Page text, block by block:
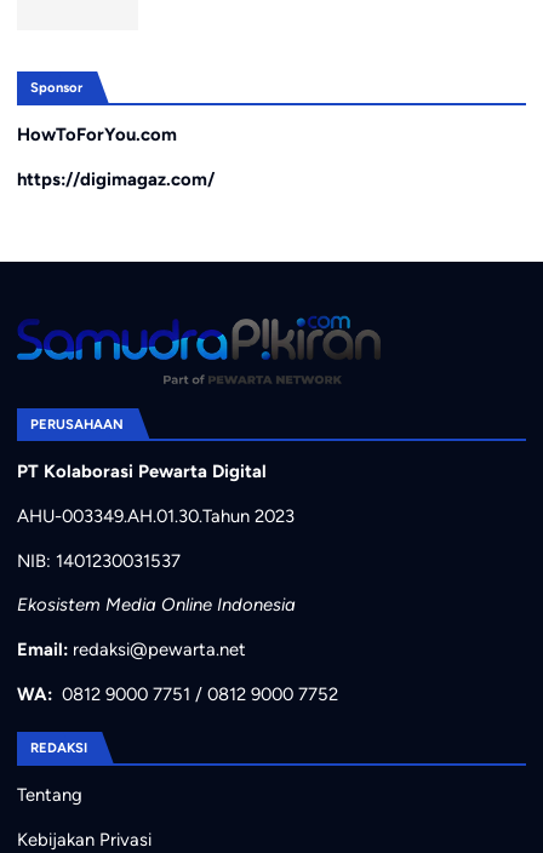
Sponsor
HowToForYou.com
https://digimagaz.com/
PERUSAHAAN
PT Kolaborasi Pewarta Digital
AHU-003349.AH.01.30.Tahun 2023
NIB: 1401230031537
Ekosistem Media Online Indonesia
Email: redaksi@pewarta.net
WA: 0812 9000 7751 / 0812 9000 7752
REDAKSI
Tentang
Kebijakan Privasi